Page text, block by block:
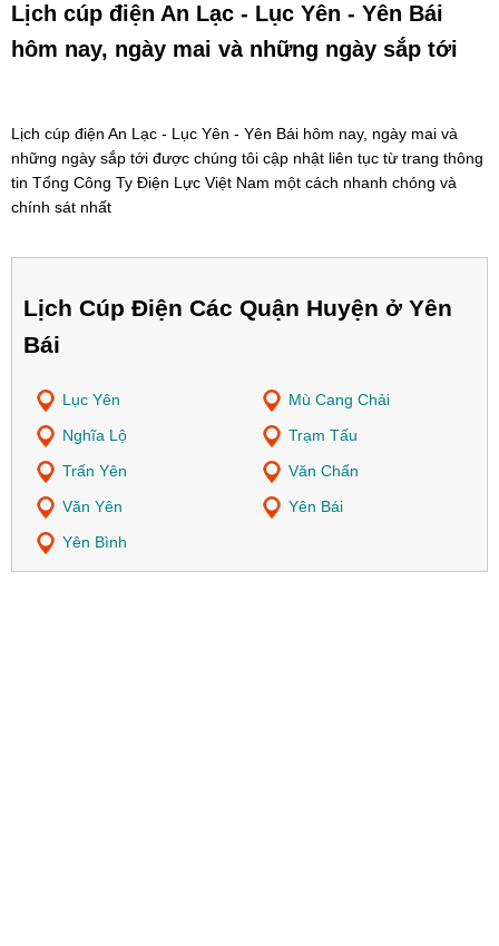
Lịch cúp điện An Lạc - Lục Yên - Yên Bái
hôm nay, ngày mai và những ngày sắp tới
Lịch cúp điện An Lạc - Lục Yên - Yên Bái hôm nay, ngày mai và
những ngày sắp tới được chúng tôi cập nhật liên tục từ trang thông
tin Tổng Công Ty Điện Lực Việt Nam một cách nhanh chóng và
chính sát nhất
Lịch Cúp Điện Các Quận Huyện ở Yên
Bái
Lục Yên
Mù Cang Chải
Nghĩa Lộ
Trạm Tấu
Trấn Yên
Văn Chấn
Văn Yên
Yên Bái
Yên Bình